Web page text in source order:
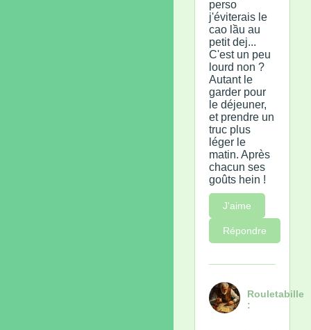
perso
j'éviterais le
cao lầu au
petit dej...
C'est un peu
lourd non ?
Autant le
garder pour
le déjeuner,
et prendre un
truc plus
léger le
matin. Après
chacun ses
goûts hein !
J'aime
Répondre
Rouletabille
: